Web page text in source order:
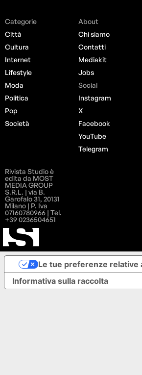
Categorie
Città
Cultura
Internet
Lifestyle
Moda
Politica
Pop
Società
About
Chi siamo
Contatti
Mediakit
Jobs
Social
Instagram
X
Facebook
YouTube
Telegram
Rivista Studio è
edita da MOST
MEDIA GROUP
S.R.L. | via B.
Garofalo 31, 20131
Milano | P. Iva
07160780966 | Tel.
+39 0236504651
Informativa sulla raccolta
Le tue preferenze relative